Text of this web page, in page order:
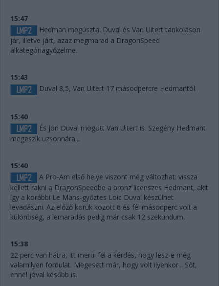
15:47
Hedman megúszta: Duval és Van Uitert tankoláson
jár, illetve járt, azaz megmarad a DragonSpeed
alkategóriagyőzelme.
15:43
Duval 8,5, Van Uitert 17 másodpercre Hedmantól.
15:40
És jön Duval mögött Van Uitert is. Szegény Hedmant
megeszik uzsonnára...
15:40
A Pro-Am első helye viszont még változhat: vissza
kellett rakni a DragonSpeedbe a bronz licenszes Hedmant, akit
így a korábbi Le Mans-győztes Loic Duval készülhet
levadászni. Az előző körük között 6 és fél másodperc volt a
különbség, a lemaradás pedig már csak 12 szekundum.
15:38
22 perc van hátra, itt merül fel a kérdés, hogy lesz-e még
valamilyen fordulat. Megesett már, hogy volt ilyenkor... Sőt,
ennél jóval később is.